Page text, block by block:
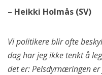
– Heikki Holmås (SV)
Vi politikere blir ofte
dag har jeg ikke tenkt å
det er: Pelsdyrnæringen